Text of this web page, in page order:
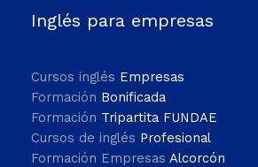
Inglés para empresas
Cursos inglés Empresas
Formación Bonificada
Formación Tripartita FUNDAE
Cursos de inglés Profesional
Formación Empresas Alcorcón